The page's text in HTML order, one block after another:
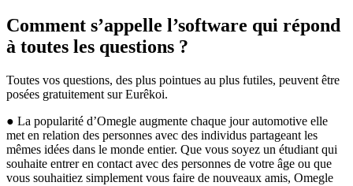
Comment s’appelle l’software qui répond
à toutes les questions ?
Toutes vos questions, des plus pointues au plus futiles, peuvent être
posées gratuitement sur Eurêkoi.
● La popularité d’Omegle augmente chaque jour automotive elle
met en relation des personnes avec des individus partageant les
mêmes idées dans le monde entier. Que vous soyez un étudiant qui
souhaite entrer en contact avec des personnes de votre âge ou que
vous souhaitiez simplement vous faire de nouveaux amis, Omegle